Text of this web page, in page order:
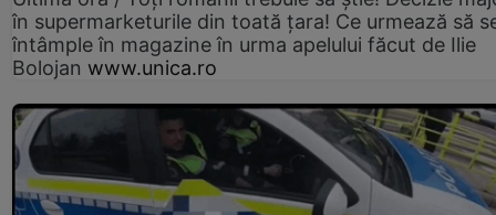
în supermarketurile din toată țara! Ce urmează să
întâmple în magazine în urma apelului făcut de Ilie
Bolojan www.unica.ro